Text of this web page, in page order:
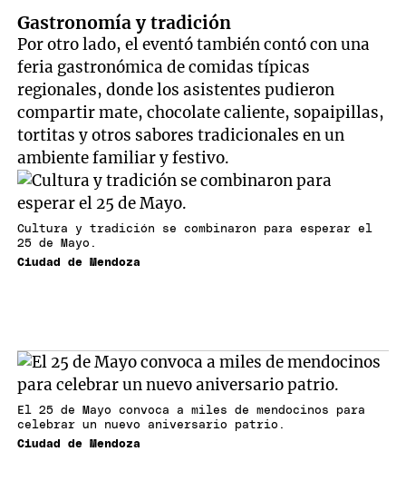
Gastronomía y tradición
Por otro lado, el eventó también contó con una
feria gastronómica de comidas típicas
regionales, donde los asistentes pudieron
compartir mate, chocolate caliente, sopaipillas,
tortitas y otros sabores tradicionales en un
ambiente familiar y festivo.
Cultura y tradición se combinaron para esperar el
25 de Mayo.
Ciudad de Mendoza
El 25 de Mayo convoca a miles de mendocinos para
celebrar un nuevo aniversario patrio.
Ciudad de Mendoza